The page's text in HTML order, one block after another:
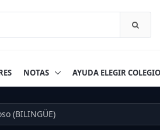
NOTAS AYUDA ELEGIR
(BILINGÜE)